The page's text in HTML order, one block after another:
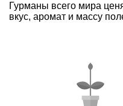
Гурманы всего мира
вкус, аромат и массу